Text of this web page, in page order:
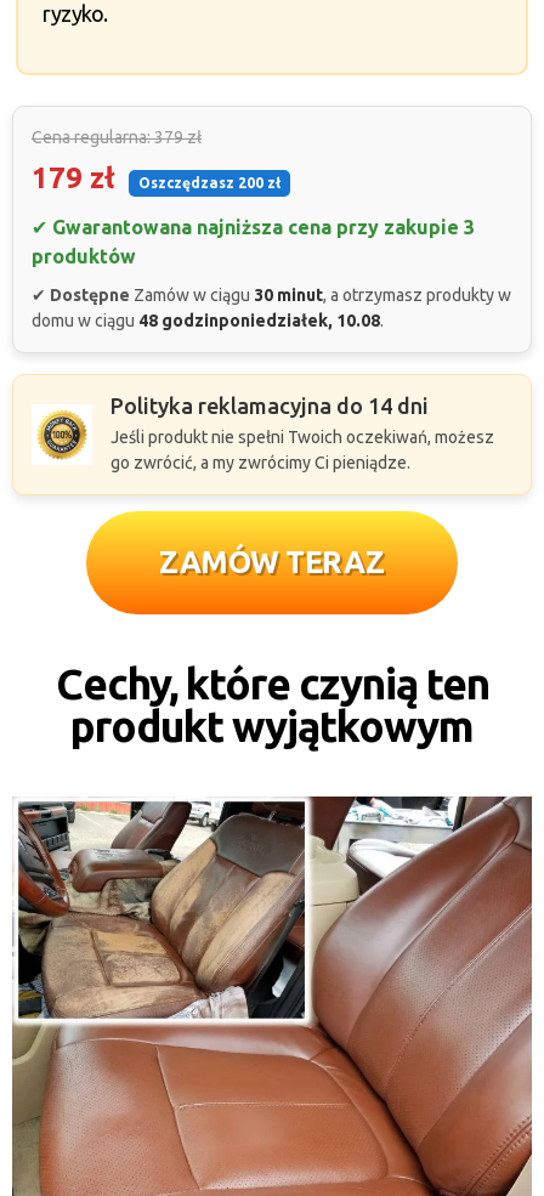
ryzyko.
Cena regularna: 379 zł
179 zł Oszczędzasz 200 zł
✔ Gwarantowana najniższa cena przy zakupie 3
produktów
✔ Dostępne Zamów w ciągu 30 minut, a otrzymasz produkty w
domu w ciągu 48 godzinponiedziałek, 10.08.
Polityka reklamacyjna do 14 dni
Jeśli produkt nie spełni Twoich oczekiwań, możesz
go zwrócić, a my zwrócimy Ci pieniądze.
ZAMÓW TERAZ
Cechy, które czynią ten
produkt wyjątkowym